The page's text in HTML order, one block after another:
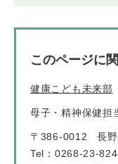
このページに
健康こども未来部
母子・精神保健担
〒386-0012
長
Tel：0268-23-